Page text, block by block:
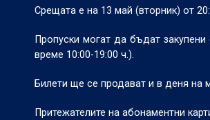
Срещата е на 13 май (вторник) от
Пропуски могат да бъдат закупени
време 10:00-19:00 ч.).
Билети ще се продават и в деня на
Притежателите на абонаментни